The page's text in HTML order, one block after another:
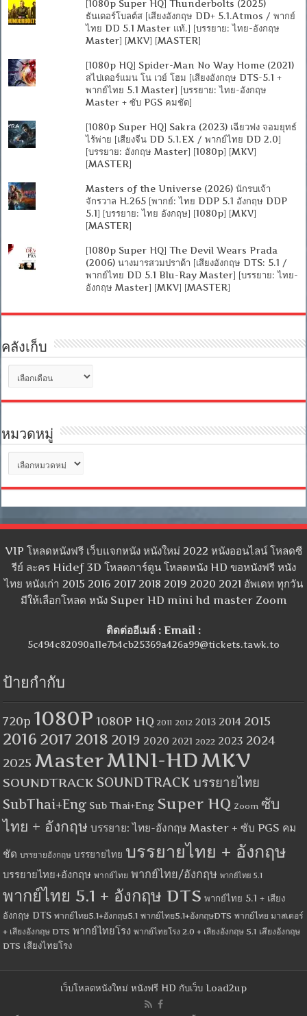
[1080p Super HQ] Thunderbolts (2025)
ธันเดอร์โบลต์ส [เสียงอังกฤษ DD+ 5.1.Atmos / พากย์
ไทย DD 5.1 Master แท้.] [บรรยาย: ไทย-อังกฤษ
Master] [MKV] [MASTER]
[1080p HQ] Spider-Man No Way Home (2021)
สไปเดอร์แมน โน เวย์ โฮม [เสียงอังกฤษ DTS-5.1 +
พากย์ไทย 5.1 Master] [บรรยาย: ไทย-อังกฤษ
Master + ซับ PGS คมชัด]
[1080p Super HQ] Sakra (2023) เฉียวฟง จอมยุทธ์
ไร้พ่าย [เสียงจีน DD 5.1.EX / พากย์ไทย DD 2.0]
[บรรยาย: อังกฤษ Master] [1080p] [MKV]
[MASTER]
Masters of the Universe (2026) นักรบเจ้า
จักรวาล H.265 [พากย์: ไทย DDP 5.1 อังกฤษ DDP
5.1] [บรรยาย: ไทย อังกฤษ] [1080p] [MKV]
[MASTER]
[1080p Super HQ] The Devil Wears Prada
(2006) นางมารสวมปราด้า [เสียงอังกฤษ DTS: 5.1 /
พากย์ไทย DD 5.1 Blu-Ray Master] [บรรยาย: ไทย-
อังกฤษ Master] [MKV] [MASTER]
คลังเก็บ
เก็บ
หมวดหมู่
หมู่
VIP โหลดหนังฟรี เว็บแจกหนัง หนังใหม่ 2022 หนังออนไลน์ โหลดซี
รีย์ ละคร Hidef 3D โหลดการ์ตูน โหลดหนัง HD ขอหนังฟรี หนัง
ไทย หนังเก่า 2015 2016 2017 2018 2019 2020 2021 อัพเดท ทุกวัน
มีให้เลือกโหลด หนัง Super HD mini hd master Zoom
ติดต่ออีเมล์ : Email :
5c494c82090a11e7b4cb25369a426a99@tickets.tawk.to
ป้ายกำกับ
720p 1080P 1080P HQ 2011 2012 2013 2014 2015
2016 2017 2018 2019 2020 2021 2022 2023 2024
2025 MasterMINI-HDMKV
SOUNDTRACK SOUNDTRACK บรรยายไทย
SubThai+Eng Sub Thai+Eng Super HQ Zoom ซับ
ไทย + อังกฤษ บรรยาย: ไทย-อังกฤษ Master + ซับ PGS คม
ชัด บรรยายอังกฤษ บรรยายไทย บรรยายไทย + อังกฤษ
บรรยายไทย+อังกฤษ พากย์ไทย พากย์ไทย/อังกฤษ พากย์ไทย 5.1
พากย์ไทย 5.1 + อังกฤษ DTS พากย์ไทย 5.1 + เสียง
อังกฤษ DTS พากย์ไทย5.1+อังกฤษ5.1 พากย์ไทย5.1+อังกฤษDTS พากย์ไทย มาสเตอร์
+ เสียงอังกฤษ DTS พากย์ไทยโรง พากย์ไทยโรง 2.0 + เสียงอังกฤษ 5.1 เสียงอังกฤษ
DTS เสียงไทยโรง
เว็บโหลดหนังใหม่ หนังฟรี HD กับเว็บ Load2up